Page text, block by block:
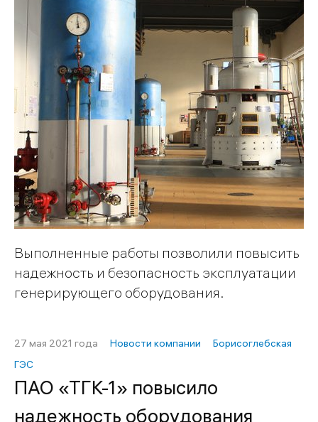
Выполненные работы позволили повысить
надежность и безопасность эксплуатации
генерирующего оборудования.
27 мая 2021 года Новости компании
Борисоглебская
ГЭС
ПАО «ТГК-1» повысило
надежность оборудования